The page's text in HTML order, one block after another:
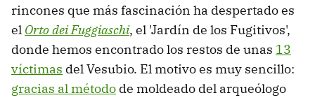
rincones que más fascinación ha despertado es
el Orto dei Fuggiaschi, el 'Jardín de los Fugitivos',
donde hemos encontrado los restos de unas 13
víctimas del Vesubio. El motivo es muy sencillo:
gracias al método de moldeado del arqueólogo